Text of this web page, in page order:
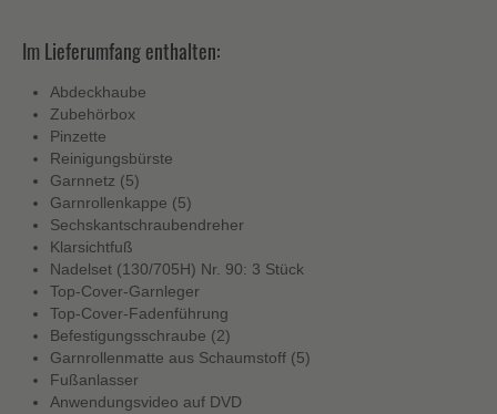
Im Lieferumfang enthalten:
Abdeckhaube
Zubehörbox
Pinzette
Reinigungsbürste
Garnnetz (5)
Garnrollenkappe (5)
Sechskantschraubendreher
Klarsichtfuß
Nadelset (130/705H) Nr. 90: 3 Stück
Top-Cover-Garnleger
Top-Cover-Fadenführung
Befestigungsschraube (2)
Garnrollenmatte aus Schaumstoff (5)
Fußanlasser
Anwendungsvideo auf DVD